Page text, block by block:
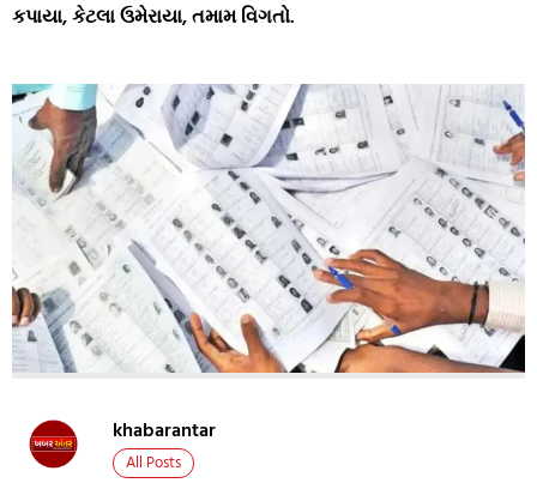
કપાયા, કેટલા ઉમેરાયા, તમામ વિગતો.
khabarantar
All Posts